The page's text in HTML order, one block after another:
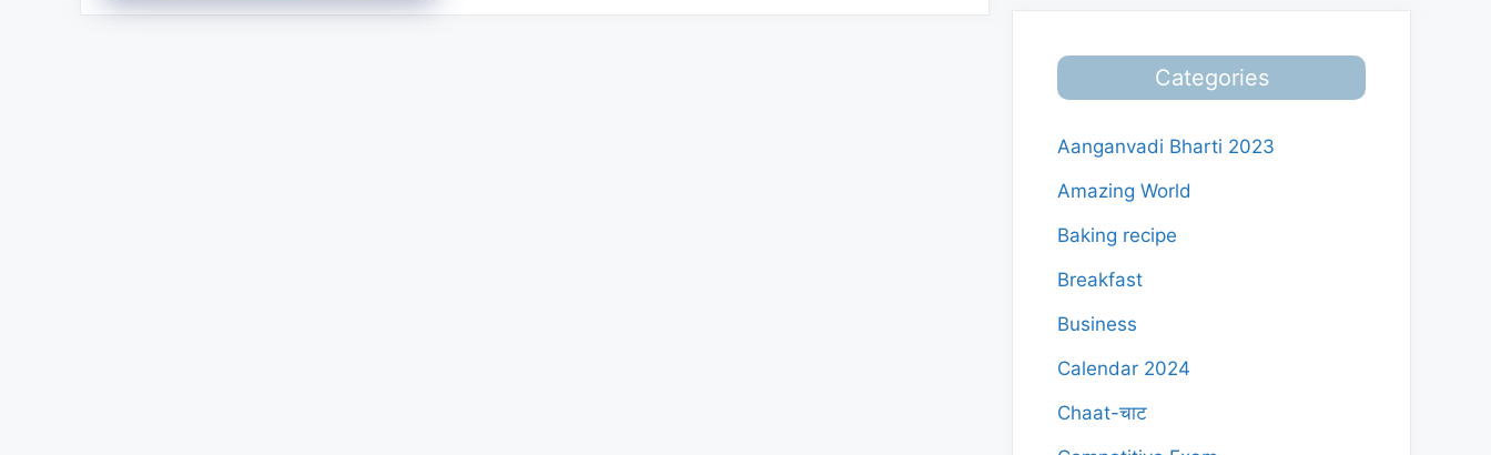
Categories
Aanganvadi Bharti 2023
Amazing World
Baking recipe
Breakfast
Business
Calendar 2024
Chaat-चाट